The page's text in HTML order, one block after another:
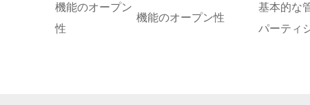
機能のオープン
性
機能のオープン性
基本的な
パーティ